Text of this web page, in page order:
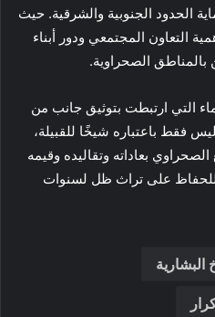
الحدود الجنوبية والشرقية. حيث
التعاون المجتمعي ودور أبناء
بالمناطق الصحراوية.
التي ارتبطت بتوثيق جانب من
فقط باعتباره شيخًا للقبيلة،
بعاداته وتقاليده وقيمه
للحفاظ على تراث ظل لسنوات
البشارية